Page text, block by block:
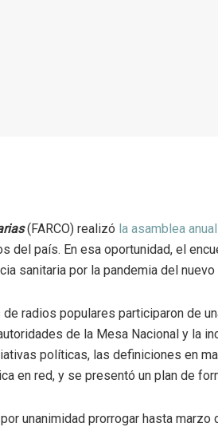
(FARCO) realizó la asamblea anual
del país. En esa oportunidad, el
sanitaria por la pandemia del nuevo
radios populares participaron de
de la Mesa Nacional y la
políticas, las definiciones en
en red, y se presentó un plan de
unanimidad prorrogar hasta